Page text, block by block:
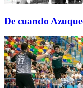
De cuando